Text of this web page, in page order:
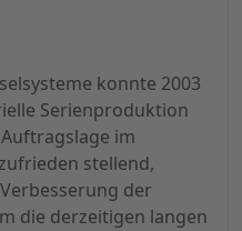
konnte 2003
Serienproduktion
im
stellend,
der
die derzeitigen langen